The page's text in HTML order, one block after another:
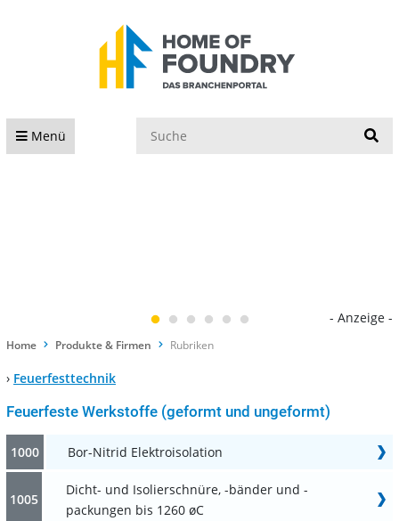
Menü
- Anzeige -
Home Produkte & Firmen Rubriken
› Feuerfesttechnik
Feuerfeste Werkstoffe (geformt und ungeformt)
1000 Bor-Nitrid Elektroisolation
1005
Dicht- und Isolierschnüre, -bänder und -
packungen bis 1260 øC